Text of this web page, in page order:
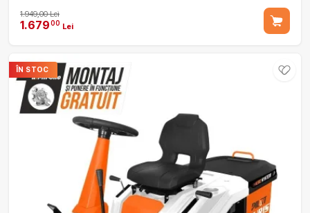
1.949,00 Lei
1.67900 Lei
ÎN STOC